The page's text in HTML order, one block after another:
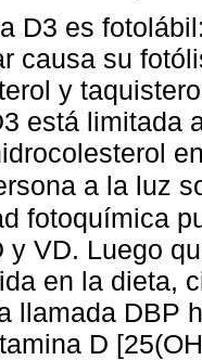
D3 es
causa su
y
está limitada
a la luz
fotoquímica
y VD. Luego
en la dieta,
llamada DBP
D